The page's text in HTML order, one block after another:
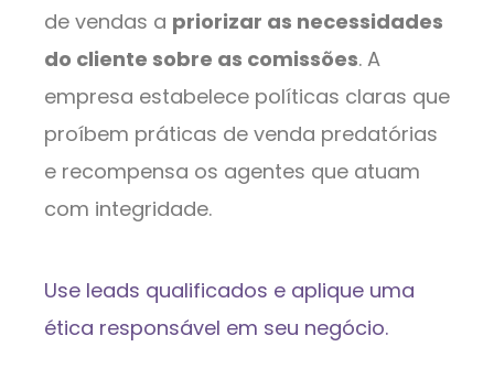
de vendas a priorizar as necessidades
do cliente sobre as comissões. A
empresa estabelece políticas claras que
proíbem práticas de venda predatórias
e recompensa os agentes que atuam
com integridade.
Use leads qualificados e aplique uma
ética responsável em seu negócio.